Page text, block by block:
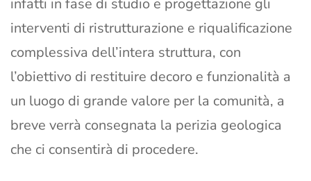
infatti in fase di studio e progettazione gli
interventi di ristrutturazione e riqualificazione
complessiva dell’intera struttura, con
l’obiettivo di restituire decoro e funzionalità a
un luogo di grande valore per la comunità, a
breve verrà consegnata la perizia geologica
che ci consentirà di procedere.